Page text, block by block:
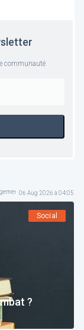
communauté
06 Aug 2026 à 04:05
Social
?